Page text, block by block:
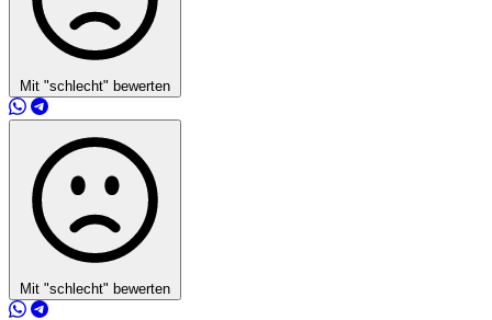
Mit "schlecht" bewerten
Mit "schlecht" bewerten